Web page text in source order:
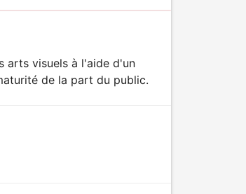
arts visuels à l'aide d'un
de la part du public.